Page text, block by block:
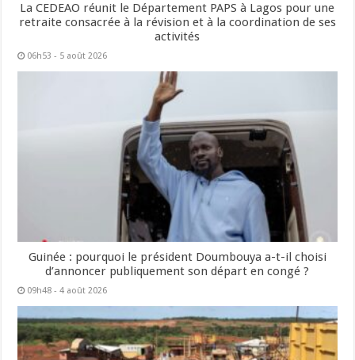
La CEDEAO réunit le Département PAPS à Lagos pour une
retraite consacrée à la révision et à la coordination de ses
activités
06h53 - 5 août 2026
Guinée : pourquoi le président Doumbouya a-t-il choisi
d’annoncer publiquement son départ en congé ?
09h48 - 4 août 2026